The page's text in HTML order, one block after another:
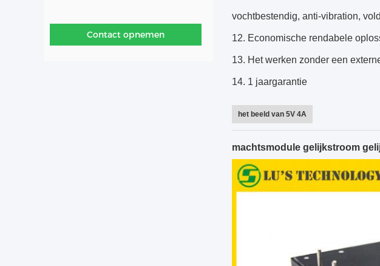
Contact opnemen
vochtbestendig, anti-vibration,
12. Economische rendabele
13. Het werken zonder een
14. 1 jaargarantie
het beeld van 5V 4A
machtsmodule gelijkstroom